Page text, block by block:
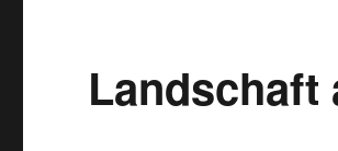
Landschaft